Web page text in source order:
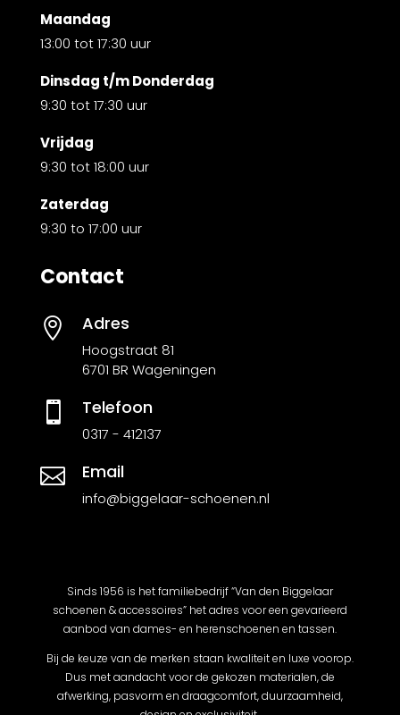
Maandag
13:00 tot 17:30 uur
Dinsdag t/m Donderdag
9:30 tot 17:30 uur
Vrijdag
9:30 tot 18:00 uur
Zaterdag
9:30 to 17:00 uur
Contact
 Adres
Hoogstraat 81
6701 BR Wageningen
 Telefoon
0317 - 412137
 Email
info@biggelaar-schoenen.nl
Sinds 1956 is het familiebedrijf “Van den Biggelaar
schoenen & accessoires” het adres voor een gevarieerd
aanbod van dames- en herenschoenen en tassen.
Bij de keuze van de merken staan kwaliteit en luxe voorop.
Dus met aandacht voor de gekozen materialen, de
afwerking, pasvorm en draagcomfort, duurzaamheid,